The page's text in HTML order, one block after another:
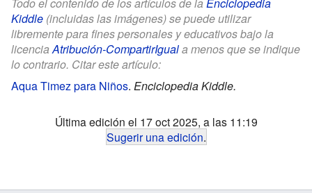
Kiddle (incluidas las imágenes) se puede utilizar
libremente para fines personales y educativos bajo la
licenciaAtribución-CompartirIguala menos que se indique
lo contrario. Citar este artículo:
Aqua Timez para Niños. Enciclopedia Kiddle.
Última edición el 17 oct 2025, a las 11:19
Sugerir una edición.